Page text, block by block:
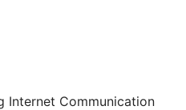
Internet Communication